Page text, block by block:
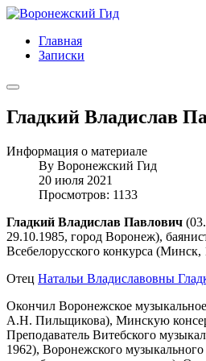
Главная
Записки
Гладкий Владислав
Информация о материале
By Воронежский Гид
20 июля 2021
Просмотров: 1133
Гладкий Владислав Павлович
29.10.1985, город Воронеж),
Всебелорусского конкурса (Минск,
Отец Натальи Владиславовны
Окончил Воронежское
А.Н. Пильщикова), Минскую
Преподаватель Витебского
1962), Воронежского